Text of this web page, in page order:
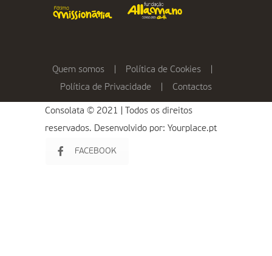
Quem somos Política de Cookies
Política de Privacidade
Contactos
Consolata © 2021 | Todos os direitos
reservados. Desenvolvido por: Yourplace.pt
FACEBOOK